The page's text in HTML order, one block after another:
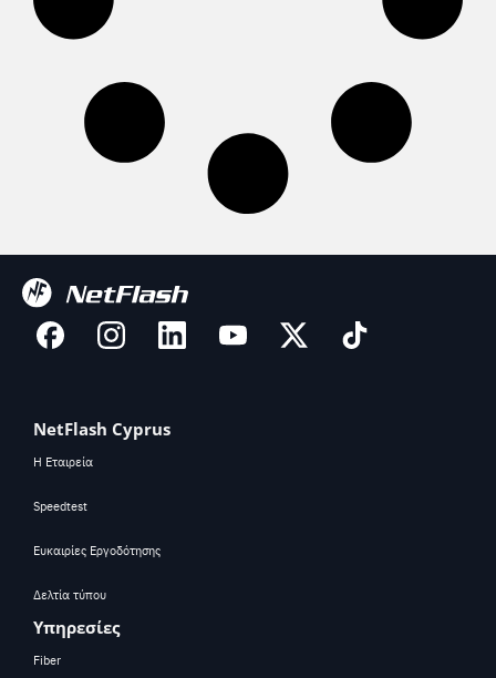
NetFlash Cyprus
Η Εταιρεία
Speedtest
Ευκαιρίες Εργοδότησης
Δελτία τύπου
Υπηρεσίες
Fiber